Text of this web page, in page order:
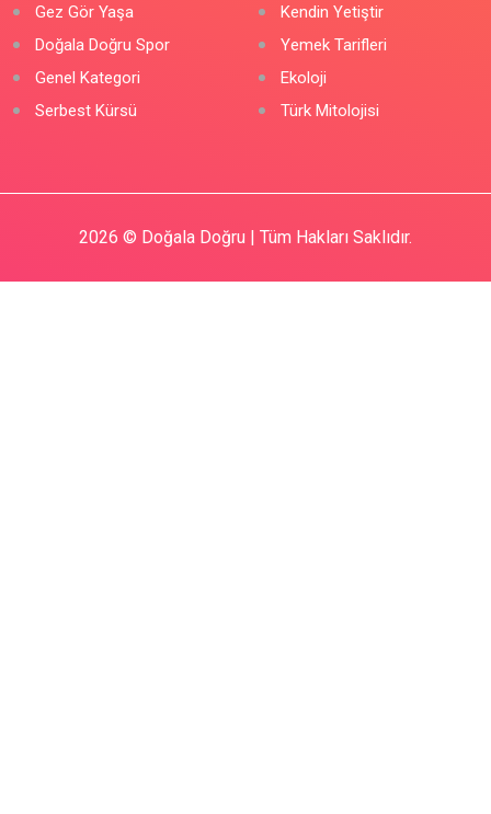
Gez Gör Yaşa
Kendin Yetiştir
Doğala Doğru Spor
Yemek Tarifleri
Genel Kategori
Ekoloji
Serbest Kürsü
Türk Mitolojisi
2026 © Doğala Doğru | Tüm Hakları Saklıdır.